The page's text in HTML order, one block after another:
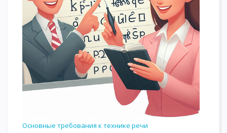
Основные требования к технике речи